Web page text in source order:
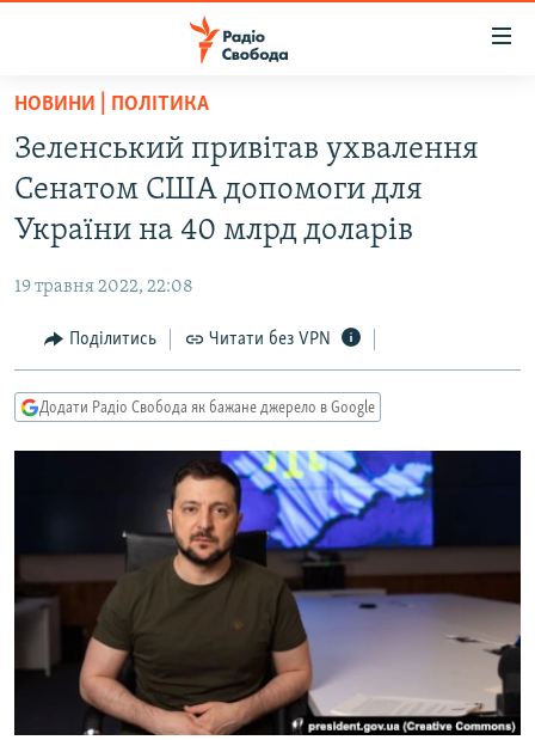
Перейти
основного
матеріалу
Перейти
до
основної
навігації
Перейти
до
пошуку
СТАТТІ
ЕКОНОМІКА
СУСПІЛЬСТВО
РОСІЙСЬКА «ФІЛЬТРАЦІЯ»
ДОНБАС.РЕАЛІЇ
ТИ ЯК?
КИТАЙ.ВИКЛИКИ
МУЛЬТИМЕДІА
ФОТО
СПЕЦПРОЄКТИ
ПОДКАСТИ
НОВИНИ | ПОЛІТИКА
Зеленський привітав ухвалення
Сенатом США допомоги для
України на 40 млрд доларів
19 травня 2022, 22:08
Поділитись Читати без VPN
Додати Радіо Свобода як бажане джерело в Google